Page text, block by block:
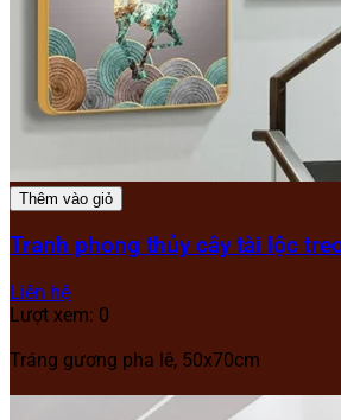
Thêm vào giỏ
Tranh phong thủy cây tài lộc
Liên hệ
Lượt xem: 0
Tráng gương pha lê, 50x70cm